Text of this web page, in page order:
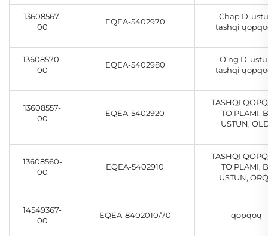
13608567-
00
EQEA-5402970
Chap D-
tashqi
13608570-
00
EQEA-5402980
O'ng D-
tashqi
13608557-
00
EQEA-5402920
TASHQI
TO'PLAMI,
USTUN,
13608560-
00
EQEA-5402910
TASHQI
TO'PLAMI,
USTUN,
14549367-
00
EQEA-8402010/70 qopqoq